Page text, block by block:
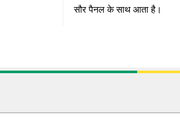
सौर पैनल के साथ आता है।